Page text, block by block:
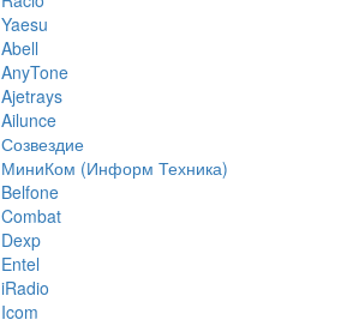
Yaesu
Abell
AnyTone
Ajetrays
Ailunce
Созвездие
МиниКом (Информ Техника)
Belfone
Combat
Dexp
Entel
iRadio
Icom